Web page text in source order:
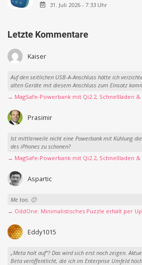
31. Juli 2026 - 7:33 Uhr
Letzte Kommentare
Kaiser
Auf den seitlichen USB-A-Anschluss hätte ich
alten Geräte mit diesem Anschluss zum Einsatz
→ MagSafe-Powerbank mit Qi2.2, Schnellladen &
Prasimir
Ist mittlerweile nicht eine Powerbank mit Kühlung
des iPhones zu schonen?
→ MagSafe-Powerbank mit Qi2.2, Schnellladen &
Aspartic
Me too. 🙂
→ OddOne: Minimalistisches Puzzle erhält per
Eddy1015
„Meta holt auf“? Das wird sich erst noch zeigen.
Beta veröffentlicht, die ich im Enterprise Umfeld